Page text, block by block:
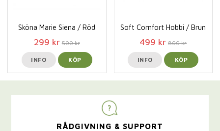
Sköna Marie Siena / Röd
299 kr 500 kr
INFO KÖP
Soft Comfort Hobbi / Brun
499 kr 800 kr
INFO KÖP
RÅDGIVNING & SUPPORT